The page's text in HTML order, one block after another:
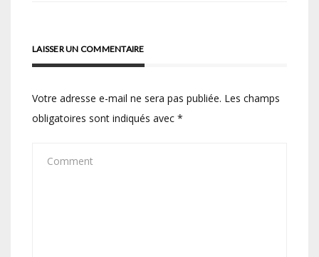
LAISSER UN COMMENTAIRE
Votre adresse e-mail ne sera pas publiée. Les champs
obligatoires sont indiqués avec *